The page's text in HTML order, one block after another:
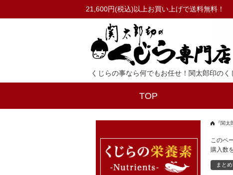
21,600円(税込)以上お買い上げで送料無料！
くじらの事なら何でもお任せ！関太郎印のく
TOP
『関
このペ
購入数